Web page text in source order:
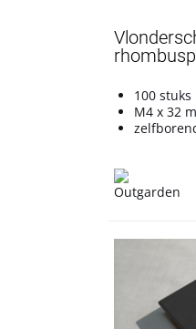
100 stuks
M4 x 32